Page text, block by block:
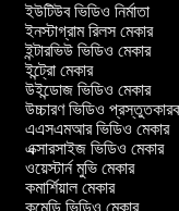
ইউটিউব ভিডিও নির্মাতা
ইনস্টাগ্রাম রিলস মেকার
ইন্টারভিউ ভিডিও মেকার
ইন্ট্রো মেকার
উইন্ডোজ ভিডিও মেকার
উচ্চারণ ভিডিও প্রস্তুতকারক
এএসএমআর ভিডিও মেকার
এক্সারসাইজ ভিডিও মেকার
ওয়েস্টার্ন মুভি মেকার
কমার্শিয়াল মেকার